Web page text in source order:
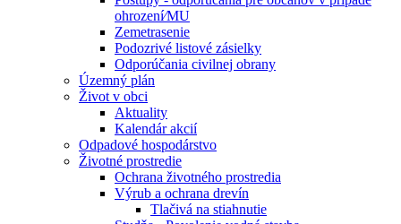
ohrození⁄MU
Zemetrasenie
Podozrivé listové zásielky
Odporúčania civilnej obrany
Územný plán
Život v obci
Aktuality
Kalendár akcií
Odpadové hospodárstvo
Životné prostredie
Ochrana životného prostredia
Výrub a ochrana drevín
Tlačivá na stiahnutie